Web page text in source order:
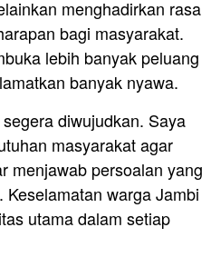
menghadirkan rasa
bagi masyarakat.
lebih banyak peluang
banyak nyawa.
diwujudkan. Saya
masyarakat agar
menjawab persoalan yang
warga Jambi
utama dalam setiap